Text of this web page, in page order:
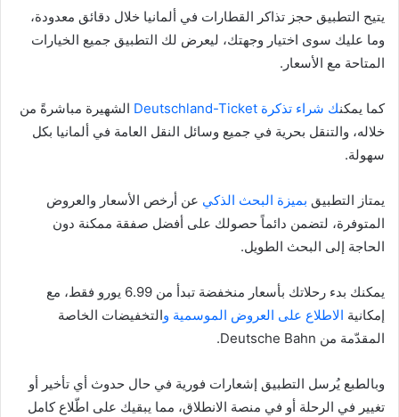
يتيح التطبيق حجز تذاكر القطارات في ألمانيا خلال دقائق معدودة،
وما عليك سوى اختيار وجهتك، ليعرض لك التطبيق جميع الخيارات
المتاحة مع الأسعار.
كما يمكنك شراء تذكرة Deutschland-Ticket
الشهيرة مباشرةً من
خلاله، والتنقل بحرية في جميع وسائل النقل العامة في ألمانيا بكل
سهولة.
يمتاز التطبيق بميزة البحث الذكي عن أرخص الأسعار والعروض
المتوفرة، لتضمن دائماً حصولك على أفضل صفقة ممكنة دون
الحاجة إلى البحث الطويل.
يمكنك بدء رحلاتك بأسعار منخفضة تبدأ من 6.99 يورو فقط، مع
إمكانية الاطلاع على العروض الموسمية والتخفيضات الخاصة
المقدّمة من Deutsche Bahn.
وبالطبع يُرسل التطبيق إشعارات فورية في حال حدوث أي تأخير أو
تغيير في الرحلة أو في منصة الانطلاق، مما يبقيك على اطّلاع كامل